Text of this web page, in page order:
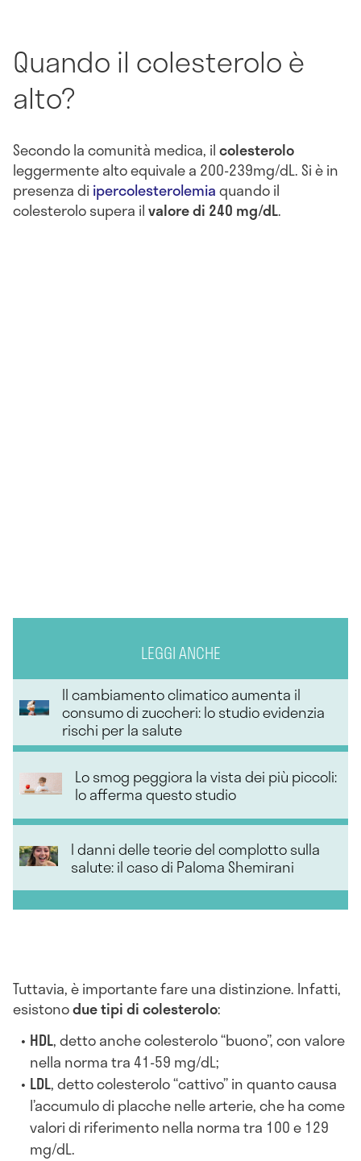
Quando il colesterolo è
alto?
Secondo la comunità medica, ilcolesterolo
leggermente alto equivale a 200-239mg/dL. Si è in
presenza di ipercolesterolemiaquando il
colesterolo supera ilvalore di 240 mg/dL.
LEGGI ANCHE
Il cambiamento climatico aumenta il
consumo di zuccheri: lo studio evidenzia
rischi per la salute
Lo smog peggiora la vista dei più piccoli:
lo afferma questo studio
I danni delle teorie del complotto sulla
salute: il caso di Paloma Shemirani
Tuttavia, è importante fare una distinzione. Infatti,
esistonodue tipi di colesterolo:
HDL, detto anche colesterolo “buono”, con valore
nella norma tra 41-59 mg/dL;
LDL, detto colesterolo “cattivo” in quanto causa
l’accumulo di placche nelle arterie, che ha come
valori di riferimento nella norma tra 100 e 129
mg/dL.